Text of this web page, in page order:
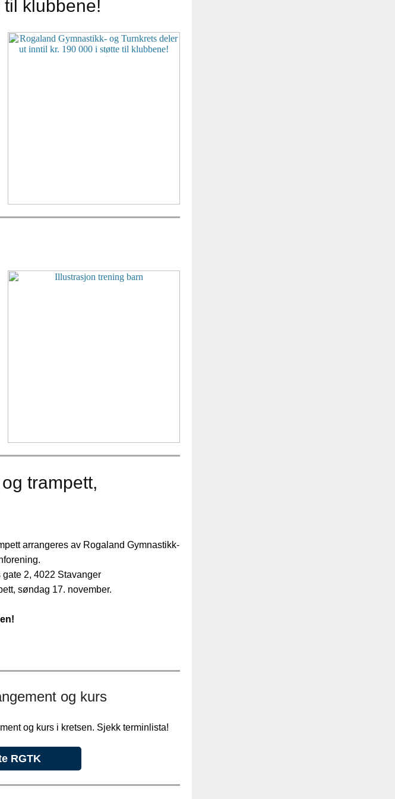
klubbene!
trampett,
arrangeres av Rogaland Gymnastikk-
2, 4022 Stavanger
søndag 17. november.
og kurs
og kurs i kretsen. Sjekk terminlista!
RGTK